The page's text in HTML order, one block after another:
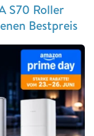
S70 Roller
Bestpreis